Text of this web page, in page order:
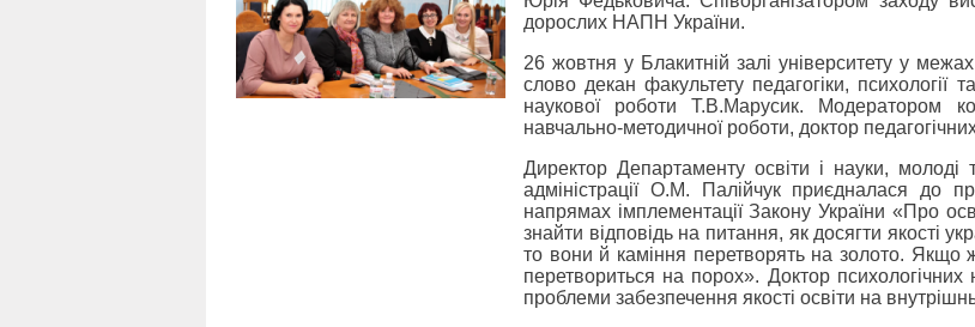
дорослих НАПН України.
26 жовтня у Блакитній залі університету у
слово декан факультету педагогіки, психології
наукової роботи Т.В.Марусик. Модератором
навчально-методичної роботи, доктор
Директор Департаменту освіти і науки, молоді
адміністрації О.М. Палійчук приєдналася до
напрямах імплементації Закону України «Про
знайти відповідь на питання, як досягти якості
то вони й каміння перетворять на золото. Якщо
перетвориться на порох». Доктор
проблеми забезпечення якості освіти на